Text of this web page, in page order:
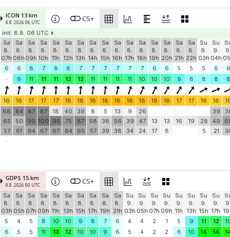
ICON 13 km
8.8. 2026 06 UTC CS+
init: 8.8. 06 UTC
Sa
8.
07h
Sa
8.
08h
Sa
8.
09h
Sa
8.
10h
Sa
8.
11h
Sa
8.
12h
Sa
8.
13h
Sa
8.
14h
Sa
8.
15h
Sa
8.
16h
Sa
8.
17h
Sa
8.
18h
Sa
8.
19h
Sa
8.
20h
Sa
8.
21h
Sa
8.
22h
Su
9.
03h
Su
9.
04h
6
6 8 7 8 8 7 7 7 7 7 7 6 6 5 5 5 6
6
-
9 11 11 11 12 12 11 11 11 11 10 10 10 9 8 8 8 8
16 16 17 17 17 18 18 18 18 18 18 18 18 18 17 17 16 16
68
65
57
84
50
61
87
90
64
87
100
67
18
95
67
40
75
64
39
87
65
8
58
57
5
38
39
13
56
38
9
39
34
26
47
24
13
17
13
8
16 19
28
5
39
49
21
-
GDPS 15 km
8.8. 2026 00 UTC CS+
Sa
8.
03h
Sa
8.
05h
Sa
8.
07h
Sa
8.
09h
Sa
8.
11h
Sa
8.
13h
Sa
8.
15h
Sa
8.
17h
Sa
8.
19h
Sa
8.
21h
Su
9.
03h
Su
9.
05h
Su
9.
07h
Su
9.
09h
Su
9.
11h
Su
9.
13h
Su
9.
15h
Su
9.
17h
5
4 5 8 10 10 9 8 7 6 4 4 2 1 5 9 11 12
6
5 5 11 13 12 10 10 9 6 5 4 2 2 6 10 14 14